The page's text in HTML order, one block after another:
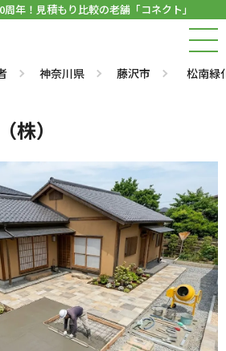
年！見積もり比較の老舗「コネクト」
神奈川県 藤沢市 松南緑
株）